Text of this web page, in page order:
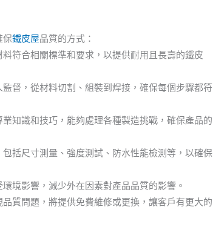
保鐵皮屋品質的方式：
符合相關標準和要求，以提供耐用且長壽的鐵皮
督，從材料切割、組裝到焊接，確保每個步驟都符
知識和技巧，能夠處理各種製造挑戰，確保產品的
括尺寸測量、強度測試、防水性能檢測等，以確保
境影響，減少外在因素對產品品質的影響。
質問題，將提供免費維修或更換，讓客戶有更大的